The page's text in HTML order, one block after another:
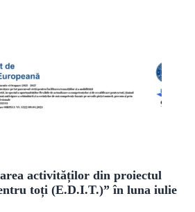
activităților din proiectul
toți (E.D.I.T.)” în luna iulie